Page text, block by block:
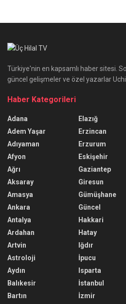
Türkiye'nin en kapsamlı haber sitesi.
güncel gelişmeler ve özel yazarlar
Haber Kategorileri
Adana
Adem Yaşar
Adıyaman
Afyon
Ağrı
Aksaray
Amasya
Ankara
Antalya
Ardahan
Artvin
Astroloji
Aydın
Balıkesir
Bartın
Elazığ
Erzincan
Erzurum
Eskişehir
Gaziantep
Giresun
Gümüşhane
Güncel
Hakkari
Hatay
Iğdır
İpucu
Isparta
İstanbul
İzmir